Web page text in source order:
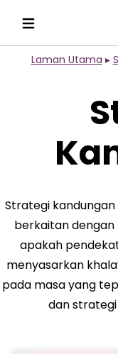
Laman Utama ▸
Strategi
berkaitan dengan
apakah
menyasarkan
pada masa yang
dan